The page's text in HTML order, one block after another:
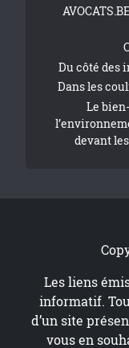
Du côté des
Dans les
Le
devant
Les liens
informatif.
d’un site
vous en